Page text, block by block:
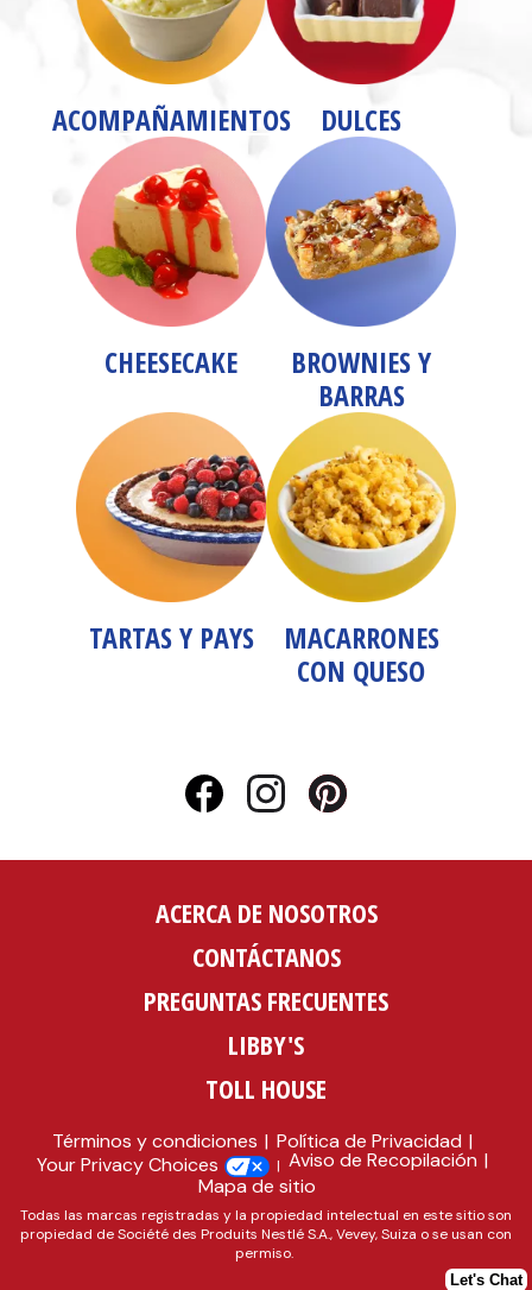
ACOMPAÑAMIENTOS DULCES
CHEESECAKE
BROWNIES Y
BARRAS
TARTAS Y PAYS
MACARRONES
CON QUESO
ACERCA DE NOSOTROS
CONTÁCTANOS
PREGUNTAS FRECUENTES
LIBBY'S
TOLL HOUSE
Términos y condiciones
Política de Privacidad
Your Privacy Choices
Aviso de Recopilación
Mapa de sitio
Todas las marcas registradas y la propiedad intelectual en este sitio son
propiedad de Société des Produits Nestlé S.A., Vevey, Suiza o se usan con
permiso.